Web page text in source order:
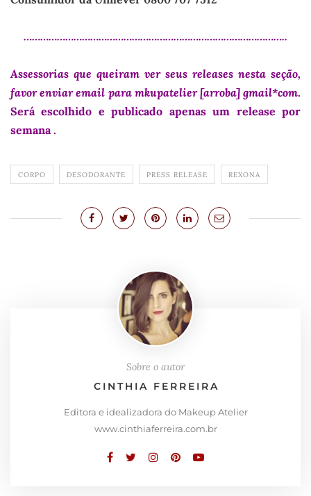
…………………………………………………………………………………..
Assessorias que queiram ver seus releases nesta seção,
favor enviar email para mkupatelier [arroba] gmail*com.
Será escolhido e publicado apenas um release por
semana .
CORPO DESODORANTE PRESS RELEASE REXONA
Sobre o autor
CINTHIA FERREIRA
Editora e idealizadora do Makeup Atelier
www.cinthiaferreira.com.br